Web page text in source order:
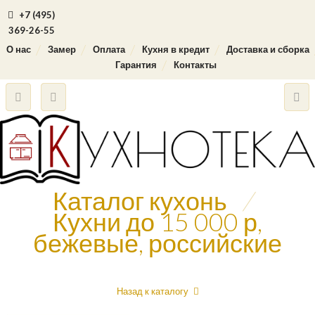
+7 (495)
369-26-55
О нас
Замер Оплата Кухня в кредит
Доставка и сборка
Гарантия
Контакты
Каталог кухонь /
Кухни до 15 000 р,
бежевые, российские
Назад к каталогу